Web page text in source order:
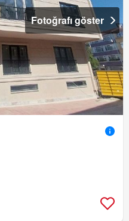
Fotoğrafı göster